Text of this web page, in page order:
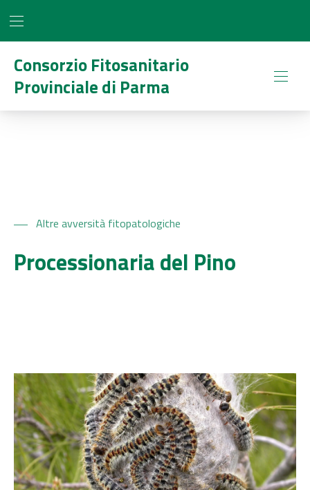
BAR NAVIGATION
Consorzio Fitosanitario
Provinciale di Parma
Altre avversità fitopatologiche
Processionaria del Pino